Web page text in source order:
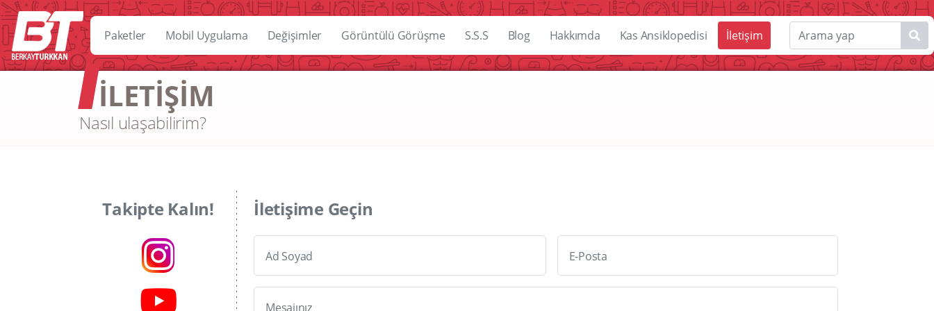
Paketler Mobil Uygulama Değişimler Görüntülü Görüşme S.S.S Blog Hakkımda Kas Ansiklopedisi İletişim
İLETİŞİM
Nasıl ulaşabilirim?
Takipte Kalın! İletişime Geçin
Ad Soyad E-Posta
Mesajınız